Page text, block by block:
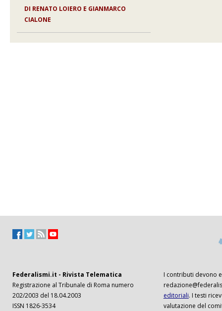
DI RENATO LOIERO E GIANMARCO
CIALONE
Federalismi.it - Rivista Telematica
Registrazione al Tribunale di Roma numero
202/2003 del 18.04.2003
ISSN 1826-3534
I contributi devono
editoriali. I testi
valutazione del